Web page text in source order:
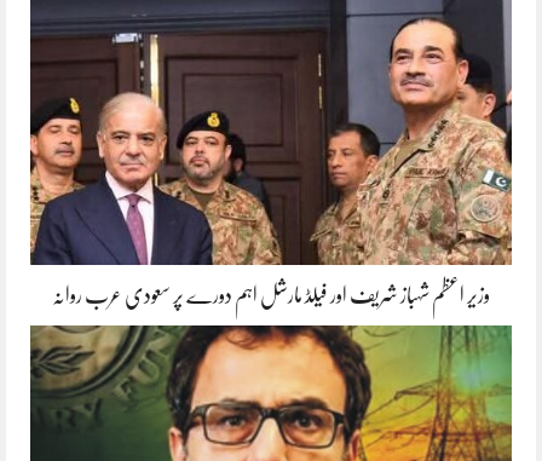
وزیر اعظم شہباز شریف اور فیلڈ مارشل اہم دورے پر سعودی عرب روانہ